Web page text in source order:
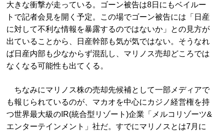
大きな衝撃が走っている。ゴーン被告は8日にもベイルー
トで記者会見を開く予定。この場でゴーン被告には「日産
に対して不利な情報を暴露するのではないか」との見方が
出ていることから、日産幹部も気が気ではない。そうなれ
ば日産内部も少なからず混乱し、マリノス売却どころでは
なくなる可能性も出てくる。
ちなみにマリノス株の売却先候補として一部メディアで
も報じられているのが、マカオを中心にカジノ経営権を持
つ世界最大級のIR(統合型リゾート)企業「メルコリゾーツ&
エンターテインメント」社だ。すでにマリノスとは7月に